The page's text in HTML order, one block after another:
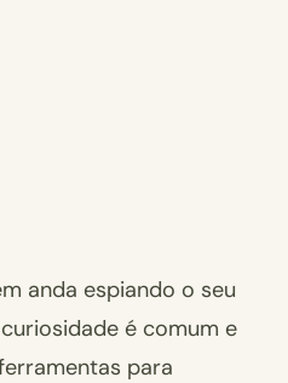
anda espiando o seu
é comum e
para